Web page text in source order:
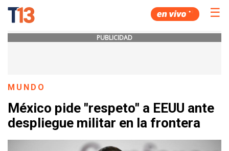
☰
PUBLICIDAD
MUNDO
México pide "respeto" a EEUU ante
despliegue militar en la frontera